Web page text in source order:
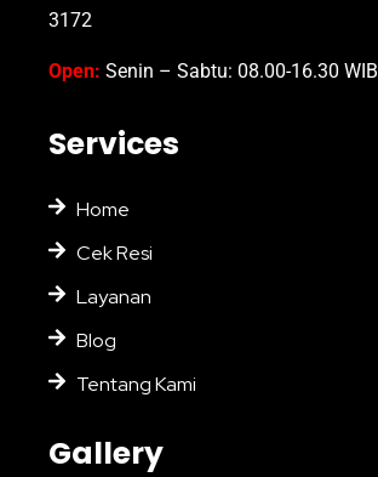
3172
Open: Senin – Sabtu: 08.00-16.30 WIB
Services
Home
Cek Resi
Layanan
Blog
Tentang Kami
Gallery